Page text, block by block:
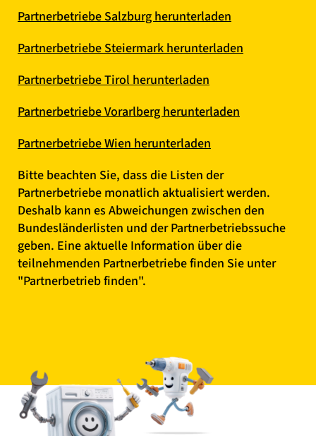
Partnerbetriebe Salzburg herunterladen
Partnerbetriebe Steiermark herunterladen
Partnerbetriebe Tirol herunterladen
Partnerbetriebe Vorarlberg herunterladen
Partnerbetriebe Wien herunterladen
Bitte beachten Sie, dass die Listen der
Partnerbetriebe monatlich aktualisiert werden.
Deshalb kann es Abweichungen zwischen den
Bundesländerlisten und der Partnerbetriebssuche
geben. Eine aktuelle Information über die
teilnehmenden Partnerbetriebe finden Sie unter
"Partnerbetrieb finden".